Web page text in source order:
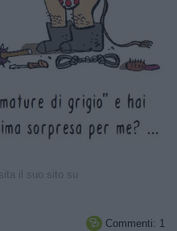
il suo sito su
 Commenti: 1